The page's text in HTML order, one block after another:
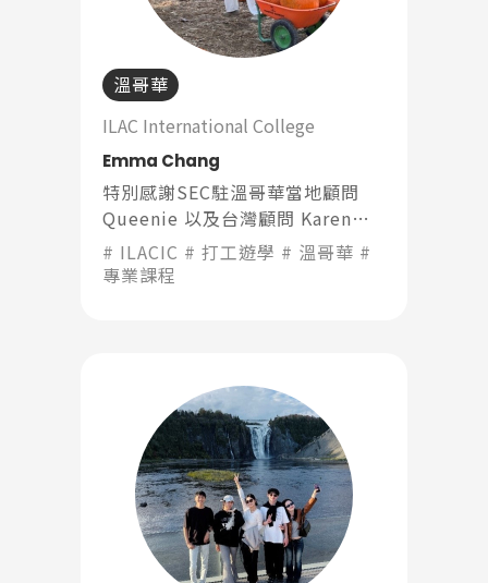
溫哥華
ILAC International College
Emma Chang
特別感謝SEC駐溫哥華當地顧問
Queenie 以及台灣顧問 Karen。
我也多次向朋友推薦 SEC，因為他
們的服務真的非常貼心、可靠。
ILACIC 打工遊學
溫哥華
專業課程